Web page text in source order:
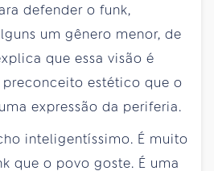
defender o funk,
um gênero menor, de
que essa visão é
estético que o
expressão da periferia.
inteligentíssimo. É muito
que o povo goste. É uma